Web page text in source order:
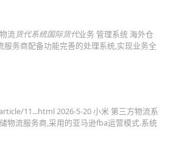
流 货代系统国际货代业务 管理系统 海外仓
务商配备功能完善的处理系统,实现业务全
11...html 2026-5-20 小米 第三方物流系
物流服务商,采用的亚马逊fba运营模式.系统